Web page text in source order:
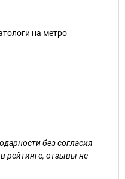
на метро
без согласия
рейтинге, отзывы не